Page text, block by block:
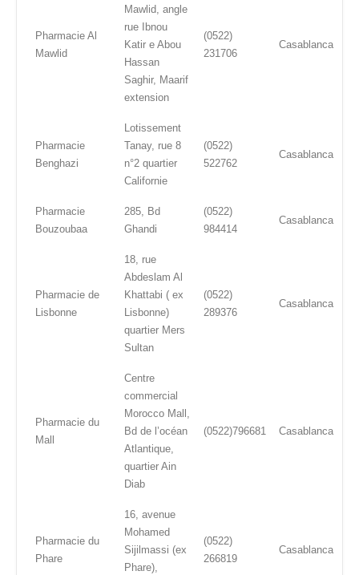
Pharmacie Al
Mawlid
Mawlid, angle
rue Ibnou
Katir e Abou
Hassan
Saghir, Maarif
extension
(0522)
231706
Casablanca
Pharmacie
Benghazi
Lotissement
Tanay, rue 8
n°2 quartier
Californie
(0522)
522762
Casablanca
Pharmacie
Bouzoubaa
285, Bd
Ghandi
(0522)
984414
Casablanca
Pharmacie de
Lisbonne
18, rue
Abdeslam Al
Khattabi ( ex
Lisbonne)
quartier Mers
Sultan
(0522)
289376
Casablanca
Pharmacie du
Mall
Centre
commercial
Morocco Mall,
Bd de l’océan
Atlantique,
quartier Ain
Diab
(0522)796681 Casablanca
Pharmacie du
Phare
16, avenue
Mohamed
Sijilmassi (ex
Phare),
(0522)
266819
Casablanca